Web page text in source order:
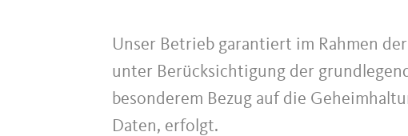
Unser Betrieb garantiert im Rahmen
unter Berücksichtigung der
besonderem Bezug auf die
Daten, erfolgt.